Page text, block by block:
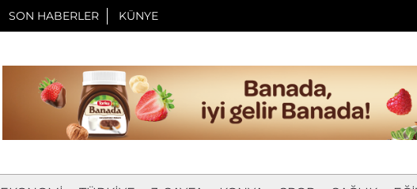
SON HABERLER KÜNYE